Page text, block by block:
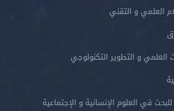
العلمي و التقني
العلمي و التطوير التكنولوجي
في العلوم الإنسانية و الإجتماعية